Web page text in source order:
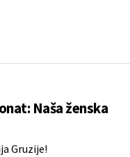
Naša ženska
Gruzije!